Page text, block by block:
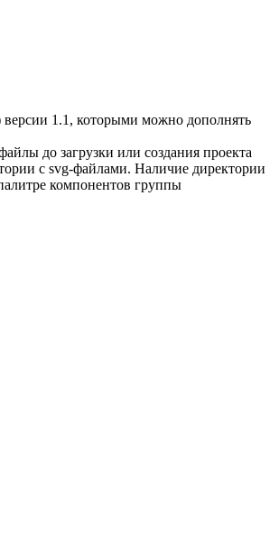
1.1, которыми можно дополнять
до загрузки или создания проекта
с svg-файлами. Наличие директории
компонентов группы